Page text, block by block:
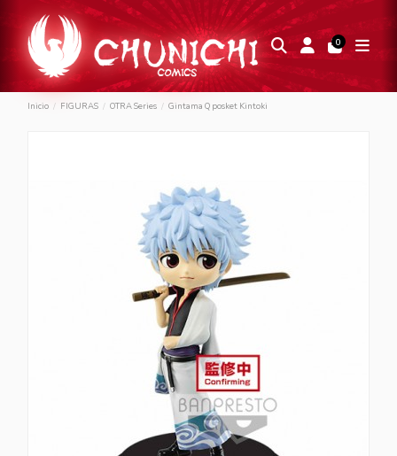
0
Inicio FIGURAS OTRA Series Gintama Q posket Kintoki